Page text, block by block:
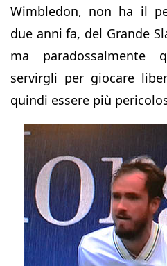
Wimbledon, non ha il
due anni fa, del Grande
ma paradossalmente
servirgli per giocare
quindi essere più